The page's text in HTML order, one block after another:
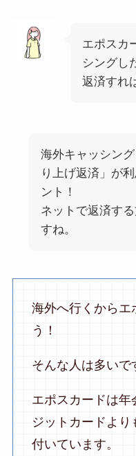
エポスカ
シングし
返済すれ
海外キャッシン
り上げ返済」が
ント！
ネットで返済す
すね。
海外へ行くからエ
う！
そんな人は多いで
エポスカードは年
ジットカードよ
付いています。